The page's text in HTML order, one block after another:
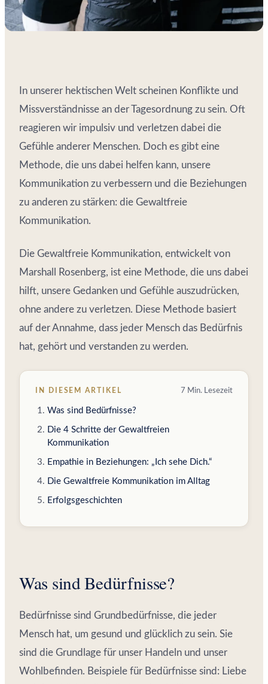
In unserer hektischen Welt scheinen Konflikte und
Missverständnisse an der Tagesordnung zu sein. Oft
reagieren wir impulsiv und verletzen dabei die
Gefühle anderer Menschen. Doch es gibt eine
Methode, die uns dabei helfen kann, unsere
Kommunikation zu verbessern und die Beziehungen
zu anderen zu stärken: die Gewaltfreie
Kommunikation.
Die Gewaltfreie Kommunikation, entwickelt von
Marshall Rosenberg, ist eine Methode, die uns dabei
hilft, unsere Gedanken und Gefühle auszudrücken,
ohne andere zu verletzen. Diese Methode basiert
auf der Annahme, dass jeder Mensch das Bedürfnis
hat, gehört und verstanden zu werden.
IN DIESEM ARTIKEL 7 Min. Lesezeit
Was sind Bedürfnisse?
Die 4 Schritte der Gewaltfreien
Kommunikation
Empathie in Beziehungen: „Ich sehe Dich.“
Die Gewaltfreie Kommunikation im Alltag
Erfolgsgeschichten
Was sind Bedürfnisse?
Bedürfnisse sind Grundbedürfnisse, die jeder
Mensch hat, um gesund und glücklich zu sein. Sie
sind die Grundlage für unser Handeln und unser
Wohlbefinden. Beispiele für Bedürfnisse sind: Liebe